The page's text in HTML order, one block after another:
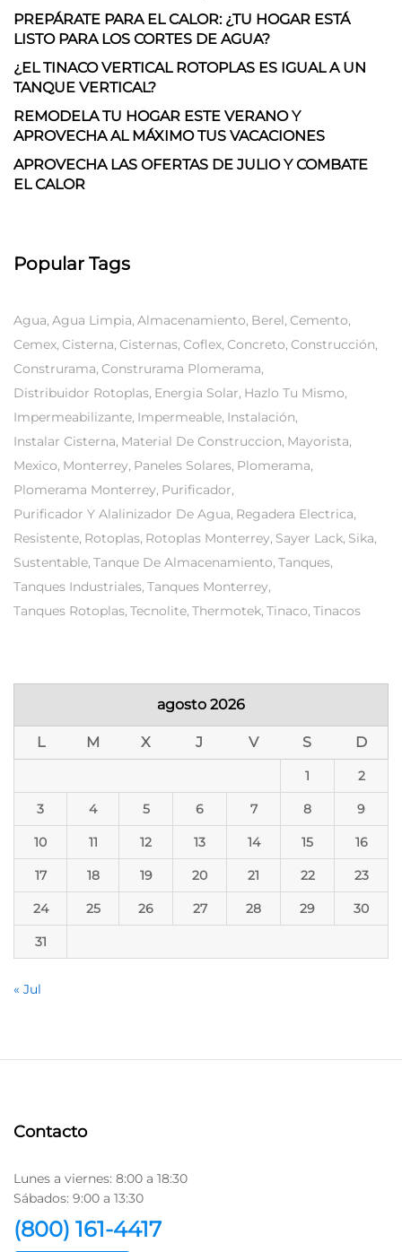
PREPÁRATE PARA EL CALOR: ¿TU HOGAR ESTÁ
LISTO PARA LOS CORTES DE AGUA?
¿EL TINACO VERTICAL ROTOPLAS ES IGUAL A UN
TANQUE VERTICAL?
REMODELA TU HOGAR ESTE VERANO Y
APROVECHA AL MÁXIMO TUS VACACIONES
APROVECHA LAS OFERTAS DE JULIO Y COMBATE
EL CALOR
Popular Tags
Agua Agua Limpia Almacenamiento Berel Cemento
Cemex Cisterna Cisternas Coflex Concreto Construcción
Construrama Construrama Plomerama
Distribuidor Rotoplas Energia Solar Hazlo Tu Mismo
Impermeabilizante Impermeable Instalación
Instalar Cisterna Material De Construccion Mayorista
Mexico Monterrey Paneles Solares Plomerama
Plomerama Monterrey Purificador
Purificador Y Alalinizador De Agua Regadera Electrica
Resistente Rotoplas Rotoplas Monterrey Sayer Lack Sika
Sustentable Tanque De Almacenamiento Tanques
Tanques Industriales Tanques Monterrey
Tanques Rotoplas Tecnolite Thermotek Tinaco Tinacos
agosto 2026
L M X J V S D
1 2
3 4 5 6 7 8 9
10 11 12 13 14 15 16
17 18 19 20 21 22 23
24 25 26 27 28 29 30
31
« Jul
Contacto
Lunes a viernes: 8:00 a 18:30
Sábados: 9:00 a 13:30
(800) 161-4417